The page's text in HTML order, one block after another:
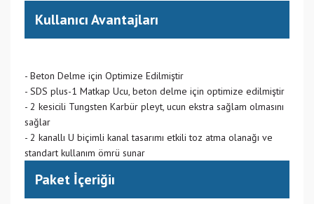
Kullanıcı Avantajları
- Beton Delme için Optimize Edilmiştir
- SDS plus-1 Matkap Ucu, beton delme için optimize edilmiştir
- 2 kesicili Tungsten Karbür pleyt, ucun ekstra sağlam olmasını
sağlar
- 2 kanallı U biçimli kanal tasarımı etkili toz atma olanağı ve
standart kullanım ömrü sunar
Paket İçeriğiı